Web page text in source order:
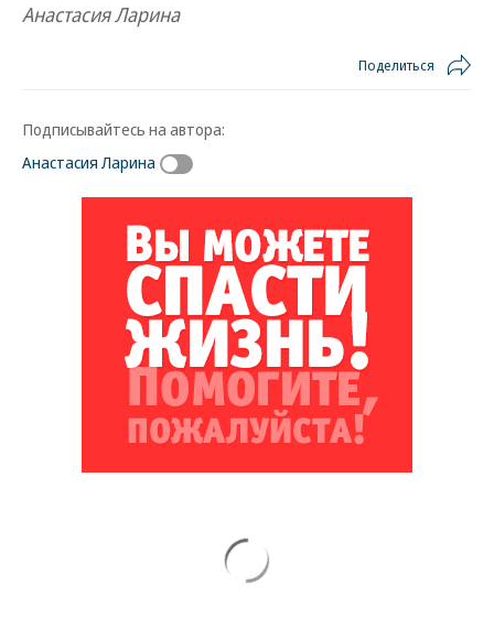
Анастасия Ларина
Поделиться
Подписывайтесь на автора:
Анастасия Ларина